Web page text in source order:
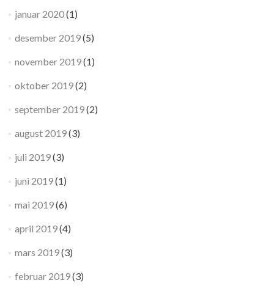
januar 2020(1)
desember 2019(5)
november 2019(1)
oktober 2019(2)
september 2019(2)
august 2019(3)
juli 2019(3)
juni 2019(1)
mai 2019(6)
april 2019(4)
mars 2019(3)
februar 2019(3)